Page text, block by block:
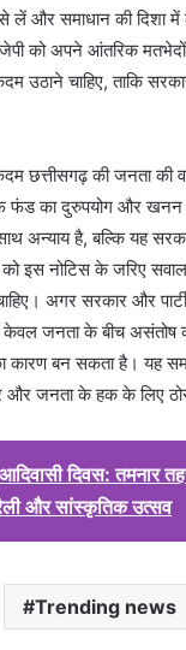
से लें और समाधान की दिशा
को अपने आंतरिक
उठाने चाहिए, ताकि
छत्तीसगढ़ की जनता की
फंड का दुरुपयोग और खनन
अन्याय है, बल्कि यह
को इस नोटिस के जरिए
अगर सरकार और
केवल जनता के बीच असंतोष
कारण बन सकता है। यह
और जनता के हक के लिए
दिवस: तमनार
और सांस्कृतिक उत्सव
Trending news